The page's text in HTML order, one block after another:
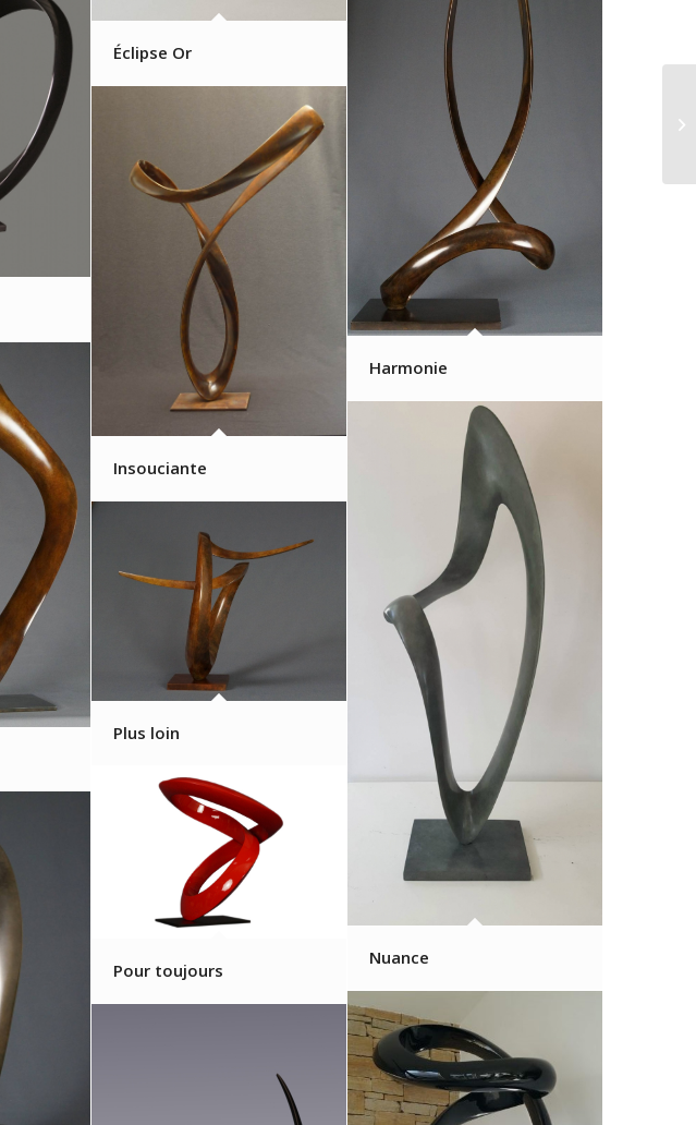
Éclipse Or
Harmonie
Insouciante
Nuance
Plus loin
Pour toujours